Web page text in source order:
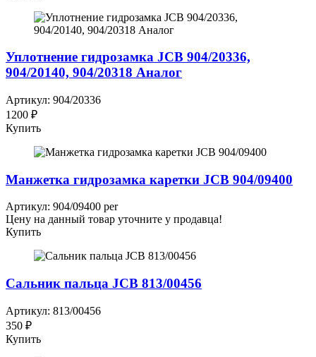
Уплотнение гидрозамка JCB 904/20336,
904/20140, 904/20318 Аналог
Артикул: 904/20336
1200 ₽
Купить
Манжетка гидрозамка каретки JCB 904/09400
Артикул: 904/09400 per
Цену на данный товар уточните у продавца!
Купить
Сальник пальца JCB 813/00456
Артикул: 813/00456
350 ₽
Купить